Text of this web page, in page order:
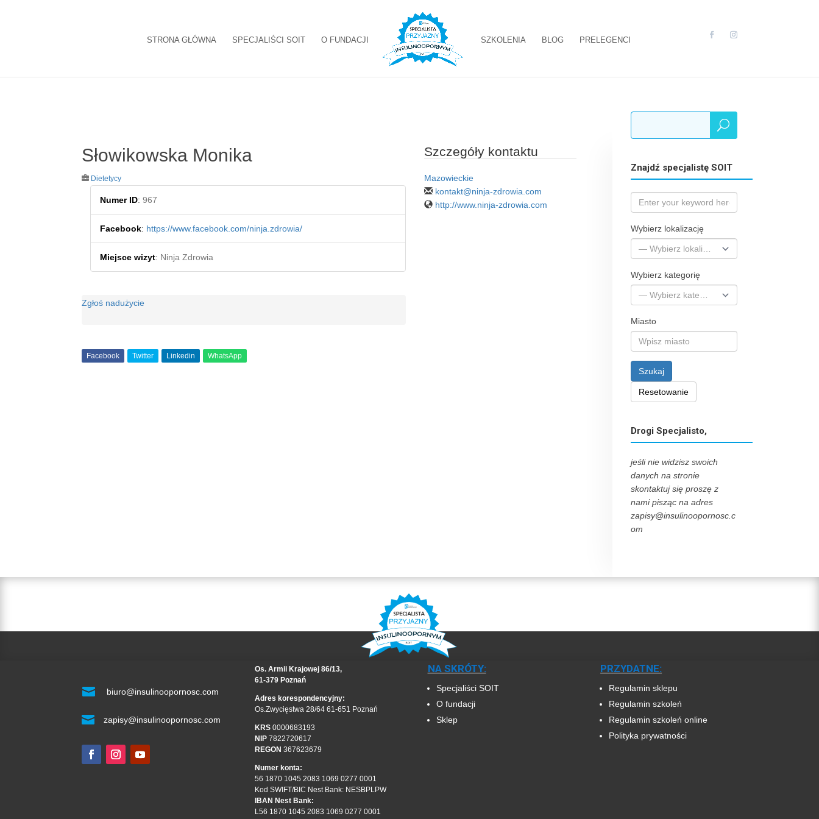
STRONA GŁÓWNA SPECJALIŚCI SOIT O FUNDACJI SZKOLENIA BLOG PRELEGENCI
Słowikowska Monika
Dietetycy
Numer ID:967
Facebook: https://www.facebook.com/ninja.zdrowia/
Miejsce wizyt: Ninja Zdrowia
Zgłoś nadużycie
Szczegóły kontaktu
Mazowieckie
kontakt@ninja-zdrowia.com
http://www.ninja-zdrowia.com
Facebook Twitter Linkedin WhatsApp
Znajdź specjalistę SOIT
Wybierz lokalizację
Wybierz kategorię
Miasto
Szukaj
Resetowanie
Drogi Specjalisto,
jeśli nie widzisz swoich
danych na stronie
skontaktuj się proszę z
nami pisząc na adres
zapisy@insulinoopornosc.c
om
 biuro@insulinoopornosc.com
 zapisy@insulinoopornosc.com
Os. Armii Krajowej 86/13,
61-379 Poznań
Adres korespondencyjny:
Os.Zwycięstwa 28/64 61-651 Poznań
KRS0000683193
NIP7822720617
REGON 367623679
Numer konta:
56 1870 1045 2083 1069 0277 0001
Kod SWIFT/BIC Nest Bank: NESBPLPW
IBAN Nest Bank:
L56 1870 1045 2083 1069 0277 0001
NA SKRÓTY:
Specjaliści SOIT
O fundacji
Sklep
PRZYDATNE:
Regulamin sklepu
Regulamin szkoleń
Regulamin szkoleń online
Polityka prywatności